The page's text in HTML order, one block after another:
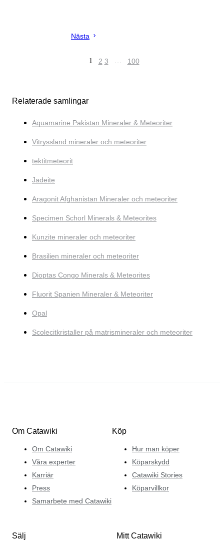
Nästa
1 2 3 … 100
Relaterade samlingar
Aquamarine Pakistan Mineraler & Meteoriter
Vitryssland mineraler och meteoriter
tektitmeteorit
Jadeite
Aragonit Afghanistan Mineraler och meteoriter
Specimen Schorl Minerals & Meteorites
Kunzite mineraler och meteoriter
Brasilien mineraler och meteoriter
Dioptas Congo Minerals & Meteorites
Fluorit Spanien Mineraler & Meteoriter
Opal
Scolecitkristaller på matrismineraler och meteoriter
Om Catawiki
Om Catawiki
Våra experter
Karriär
Press
Samarbete med Catawiki
Köp
Hur man köper
Köparskydd
Catawiki Stories
Köparvillkor
Sälj Mitt Catawiki